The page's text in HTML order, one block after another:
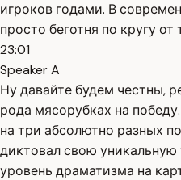
игроков годами. В
просто беготня по кругу от
23:01
Speaker A
Ну давайте будем честны,
рода мясорубках на
на три абсолютно разных
диктовал свою уникальную
уровень драматизма на